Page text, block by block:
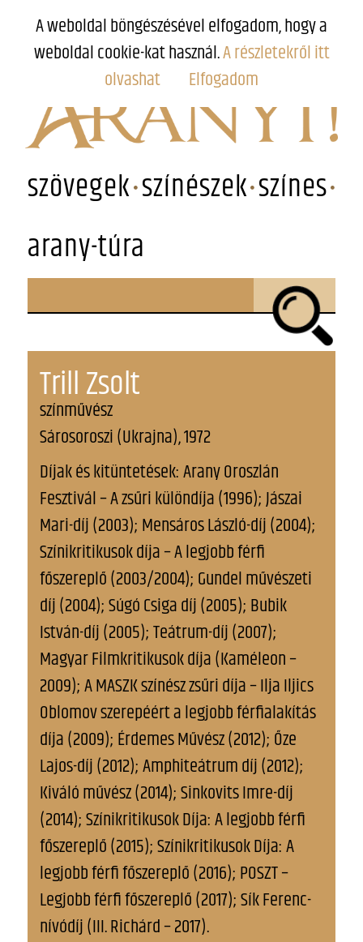
szövegek színészek színes
arany-túra
Trill Zsolt
színművész
Sárosoroszi (Ukrajna), 1972
Díjak és kitüntetések: Arany Oroszlán
Fesztivál – A zsűri különdíja (1996); Jászai
Mari-díj (2003); Mensáros László-díj (2004);
Színikritikusok díja – A legjobb férfi
főszereplő (2003/2004); Gundel művészeti
díj (2004); Súgó Csiga díj (2005); Bubik
István-díj (2005); Teátrum-díj (2007);
Magyar Filmkritikusok díja (Kaméleon –
2009); A MASZK színész zsűri díja – Ilja Iljics
Oblomov szerepéért a legjobb férfialakítás
díja (2009); Érdemes Művész (2012); Őze
Lajos-díj (2012); Amphiteátrum díj (2012);
Kiváló művész (2014); Sinkovits Imre-díj
(2014); Színikritikusok Díja: A legjobb férfi
főszereplő (2015); Színikritikusok Díja: A
legjobb férfi főszereplő (2016); POSZT –
Legjobb férfi főszereplő (2017); Sík Ferenc-
nívódíj (III. Richárd – 2017).
A weboldal böngészésével elfogadom, hogy a
weboldal cookie-kat használ.A részletekről itt
olvashat
Elfogadom